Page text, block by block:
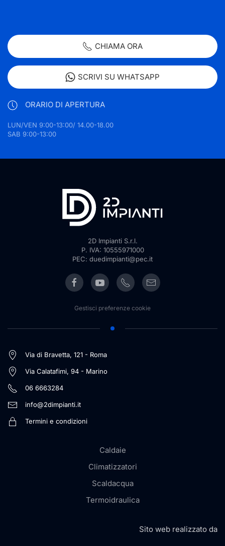
CHIAMA ORA
SCRIVI SU WHATSAPP
ORARIO DI APERTURA
LUN/VEN 9:00-13:00/ 14.00-18.00
SAB 9:00-13:00
2D Impianti S.r.l.
P. IVA: 10555971000
PEC: duedimpianti@pec.it
Gestisci preferenze cookie
Via di Bravetta, 121 - Roma
Via Calatafimi, 94 - Marino
06 6663284
info@2dimpianti.it
Termini e condizioni
Caldaie
Climatizzatori
Scaldacqua
Termoidraulica
Sito web realizzato da